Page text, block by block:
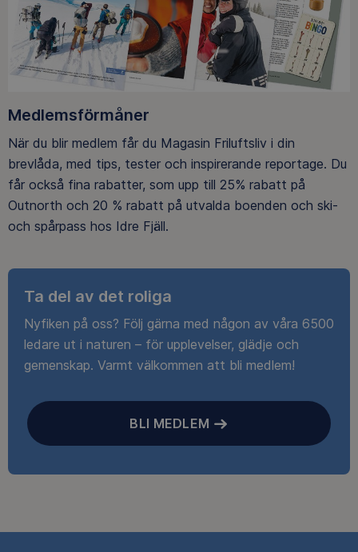
Medlemsförmåner
När du blir medlem får du Magasin Friluftsliv i din
brevlåda, med tips, tester och inspirerande reportage. Du
får också fina rabatter, som upp till 25% rabatt på
Outnorth och 20 % rabatt på utvalda boenden och ski-
och spårpass hos Idre Fjäll.
Ta del av det roliga
Nyfiken på oss? Följ gärna med någon av våra 6500
ledare ut i naturen – för upplevelser, glädje och
gemenskap. Varmt välkommen att bli medlem!
BLI MEDLEM